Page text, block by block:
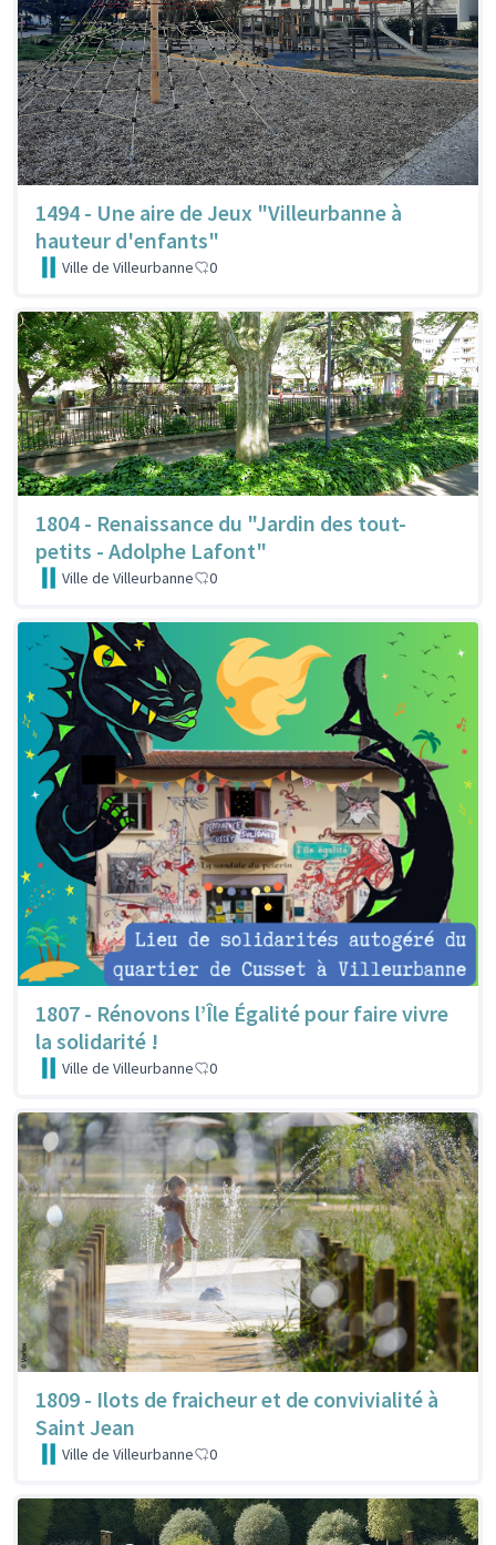
1494 - Une aire de Jeux "Villeurbanne à
hauteur d'enfants"
Ville de Villeurbanne 0
1804 - Renaissance du "Jardin des tout-
petits - Adolphe Lafont"
Ville de Villeurbanne 0
1807 - Rénovons l’Île Égalité pour faire vivre
la solidarité !
Ville de Villeurbanne 0
1809 - Ilots de fraicheur et de convivialité à
Saint Jean
Ville de Villeurbanne 0